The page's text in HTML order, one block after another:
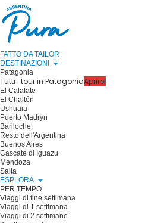
FATTO DA TAILOR
DESTINAZIONI
Patagonia
Tutti i tour in PatagoniaAprire!
El Calafate
El Chaltén
Ushuaia
Puerto Madryn
Bariloche
Resto dell'Argentina
Buenos Aires
Cascate di Iguazu
Mendoza
Salta
ESPLORA
PER TEMPO
Viaggi di fine settimana
Viaggi di 1 settimana
Viaggi di 2 settimane